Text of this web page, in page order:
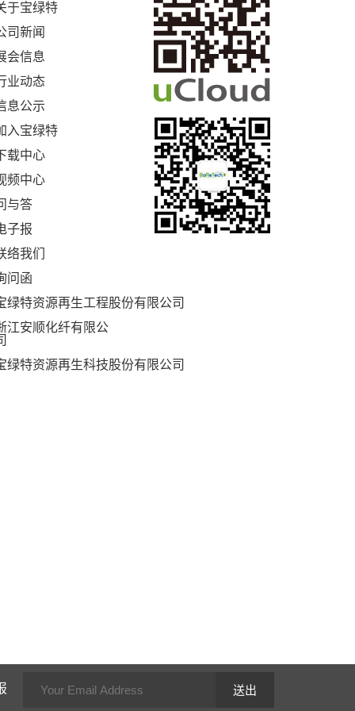
于宝绿特
司新闻
会信息
业动态
息公示
入宝绿特
载中心
频中心
与答
子报
络我们
问函
绿特资源再生工程股份有限公司
江安顺化纤有限公
绿特资源再生科技股份有限公司
送出